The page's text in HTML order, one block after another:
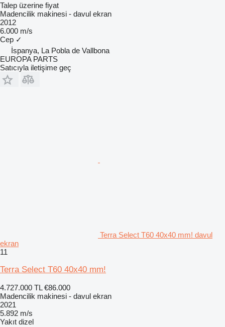
Talep üzerine fiyat
Madencilik makinesi - davul ekran
2012
6.000 m/s
Cep ✓
İspanya, La Pobla de Vallbona
EUROPA PARTS
Satıcıyla iletişime geç
Terra Select T60 40x40 mm! davul
ekran
11
Terra Select T60 40x40 mm!
4.727.000 TL €86.000
Madencilik makinesi - davul ekran
2021
5.892 m/s
Yakıt dizel